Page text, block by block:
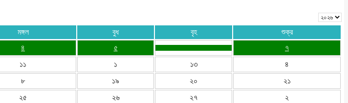
মঙ্গল বুধ বৃহ
শুক্র
৪ ৫
৭
১১ ১ ১৩
৪
৮ ১৯ ২০
২১
২৫ ২৬ ২৭
২